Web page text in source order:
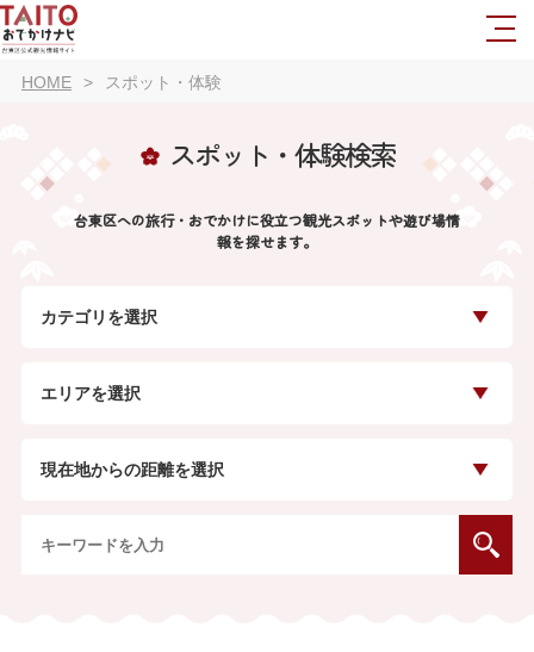
HOME スポット・体験
スポット・体験検索
台東区への旅行・おでかけに役立つ観光スポットや遊び場情
報を探せます。
カテゴリを選択
エリアを選択
現在地からの距離を選択